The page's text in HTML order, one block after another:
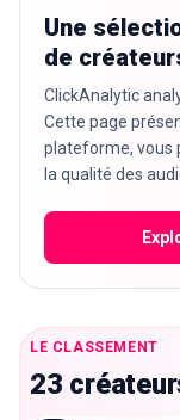
Une
de
ClickAnalytic
Cette page
plateforme, vous
la qualité des
LE CLASSEMENT
23